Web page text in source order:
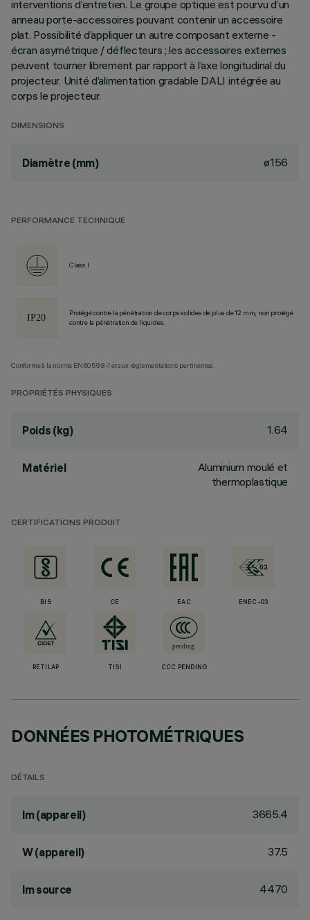
interventions d’entretien. Le groupe optique est pourvu d’un
anneau porte-accessoires pouvant contenir un accessoire
plat. Possibilité d’appliquer un autre composant externe -
écran asymétrique / déflecteurs ; les accessoires externes
peuvent tourner librement par rapport à l’axe longitudinal du
projecteur. Unité d’alimentation gradable DALI intégrée au
corps le projecteur.
DIMENSIONS
Diamètre (mm) ø156
PERFORMANCE TECHNIQUE
Class I
Protégé contre la pénétration de corps solides de plus de 12 mm, non protégé
contre la pénétration de liquides.
Conforme à la norme EN60598-1 et aux réglementations pertinentes.
PROPRIÉTÉS PHYSIQUES
Poids (kg) 1.64
Matériel
Aluminium moulé et
thermoplastique
CERTIFICATIONS PRODUIT
BIS CE EAC ENEC-03
RETILAP TISI CCC PENDING
DONNÉES PHOTOMÉTRIQUES
DÉTAILS
lm (appareil) 3665.4
W (appareil) 37.5
lm source 4470